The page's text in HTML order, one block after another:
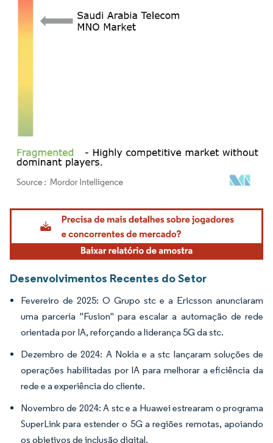
Imagem © Mordor Intelligence. O reuso requer atribuição conforme CC BY 4.0.
Desenvolvimentos Recentes do Setor
Fevereiro de 2025: O Grupo stc e a Ericsson anunciaram
uma parceria "Fusion" para escalar a automação de rede
orientada por IA, reforçando a liderança 5G da stc.
Dezembro de 2024: A Nokia e a stc lançaram soluções de
operações habilitadas por IA para melhorar a eficiência da
rede e a experiência do cliente.
Novembro de 2024: A stc e a Huawei estrearam o programa
SuperLink para estender o 5G a regiões remotas, apoiando
os objetivos de inclusão digital.